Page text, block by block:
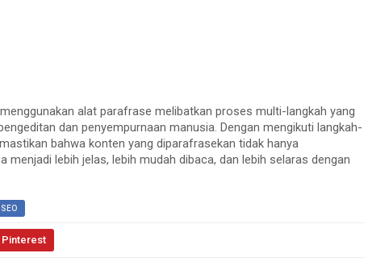
alat parafrase melibatkan proses multi-langkah yang
dan penyempurnaan manusia. Dengan mengikuti langkah-
bahwa konten yang diparafrasekan tidak hanya
lebih jelas, lebih mudah dibaca, dan lebih selaras dengan
SEO
Pinterest